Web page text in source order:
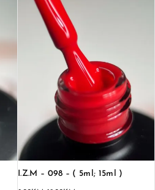
I.Z.M – 098 – ( 5ml; 15ml )